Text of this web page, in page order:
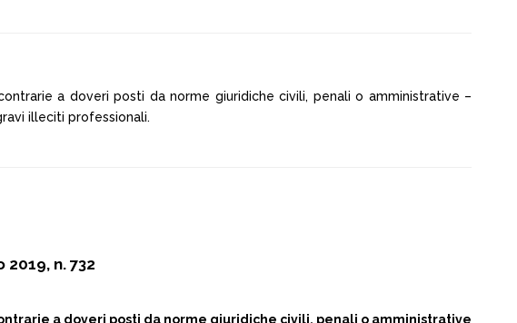
a doveri posti da norme giuridiche civili, penali o amministrative –
illeciti professionali.
2019, n. 732
a doveri posti da norme giuridiche civili, penali o amministrative